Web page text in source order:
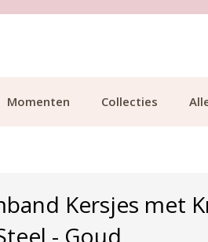
Momenten Collecties
Kersjes met
- Goud